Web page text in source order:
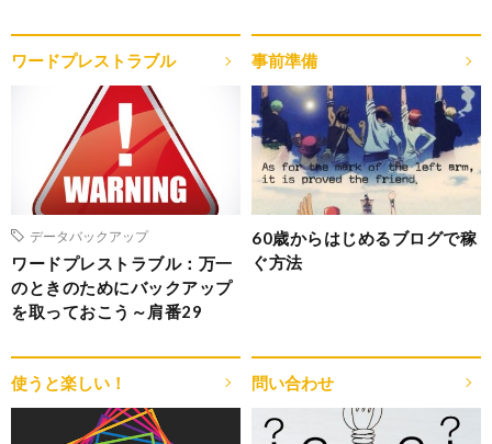
ワードプレストラブル
データバックアップ
ワードプレストラブル：万一
のときのためにバックアップ
を取っておこう～肩番29
事前準備
60歳からはじめるブログで稼
ぐ方法
使うと楽しい！ 問い合わせ